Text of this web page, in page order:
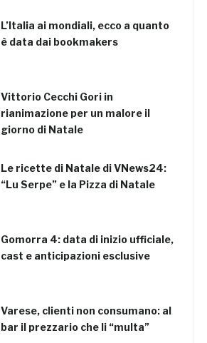
L’Italia ai mondiali, ecco a quanto
è data dai bookmakers
Vittorio Cecchi Gori in
rianimazione per un malore il
giorno di Natale
Le ricette di Natale di VNews24:
“Lu Serpe” e la Pizza di Natale
Gomorra 4: data di inizio ufficiale,
cast e anticipazioni esclusive
Varese, clienti non consumano: al
bar il prezzario che li “multa”